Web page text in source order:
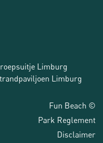
Limburg
Limburg
Fun Beach ©
Park Reglement
Disclaimer